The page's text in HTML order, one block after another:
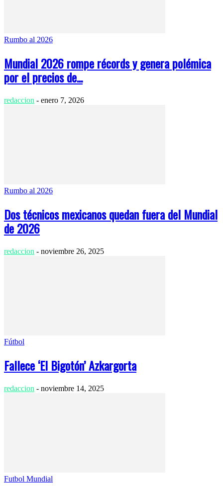
Rumbo al 2026
Mundial 2026 rompe récords y genera polémica
por el precios de...
redaccion - enero 7, 2026
Rumbo al 2026
Dos técnicos mexicanos quedan fuera del Mundial
de 2026
redaccion - noviembre 26, 2025
Fútbol
Fallece ‘El Bigotón’ Azkargorta
redaccion - noviembre 14, 2025
Futbol Mundial